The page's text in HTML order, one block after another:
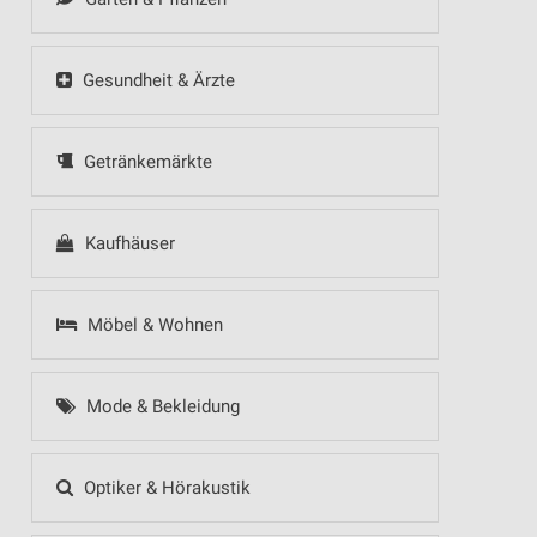
Gesundheit & Ärzte
Getränkemärkte
Kaufhäuser
Möbel & Wohnen
Mode & Bekleidung
Optiker & Hörakustik